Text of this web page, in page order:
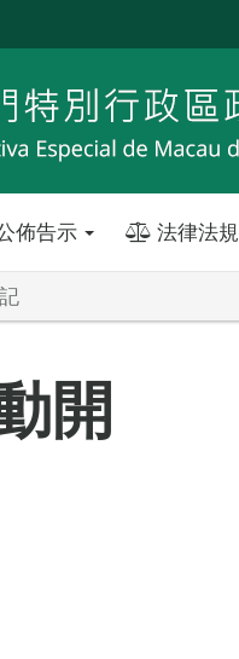
佈告示 法律法規
開